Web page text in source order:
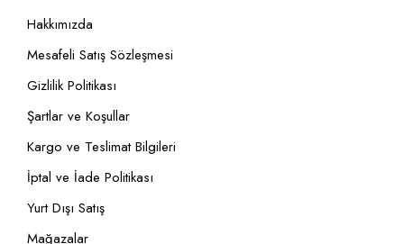
Hakkımızda
Mesafeli Satış Sözleşmesi
Gizlilik Politikası
Şartlar ve Koşullar
Kargo ve Teslimat Bilgileri
İptal ve İade Politikası
Yurt Dışı Satış
Mağazalar